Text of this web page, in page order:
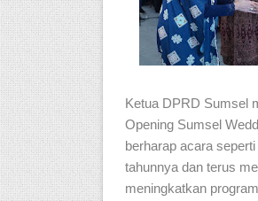
Ketua DPRD Sumsel
Opening Sumsel
berharap acara
tahunnya dan terus
meningkatkan